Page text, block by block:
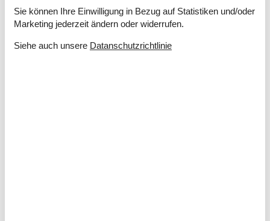
Parabol
Spielgeräte
Stereoanlage
TV
Sie können Ihre Einwilligung in Bezug auf Statistiken und/oder
Marketing jederzeit ändern oder widerrufen.
Siehe auch unsere Datanschutzrichtlinie